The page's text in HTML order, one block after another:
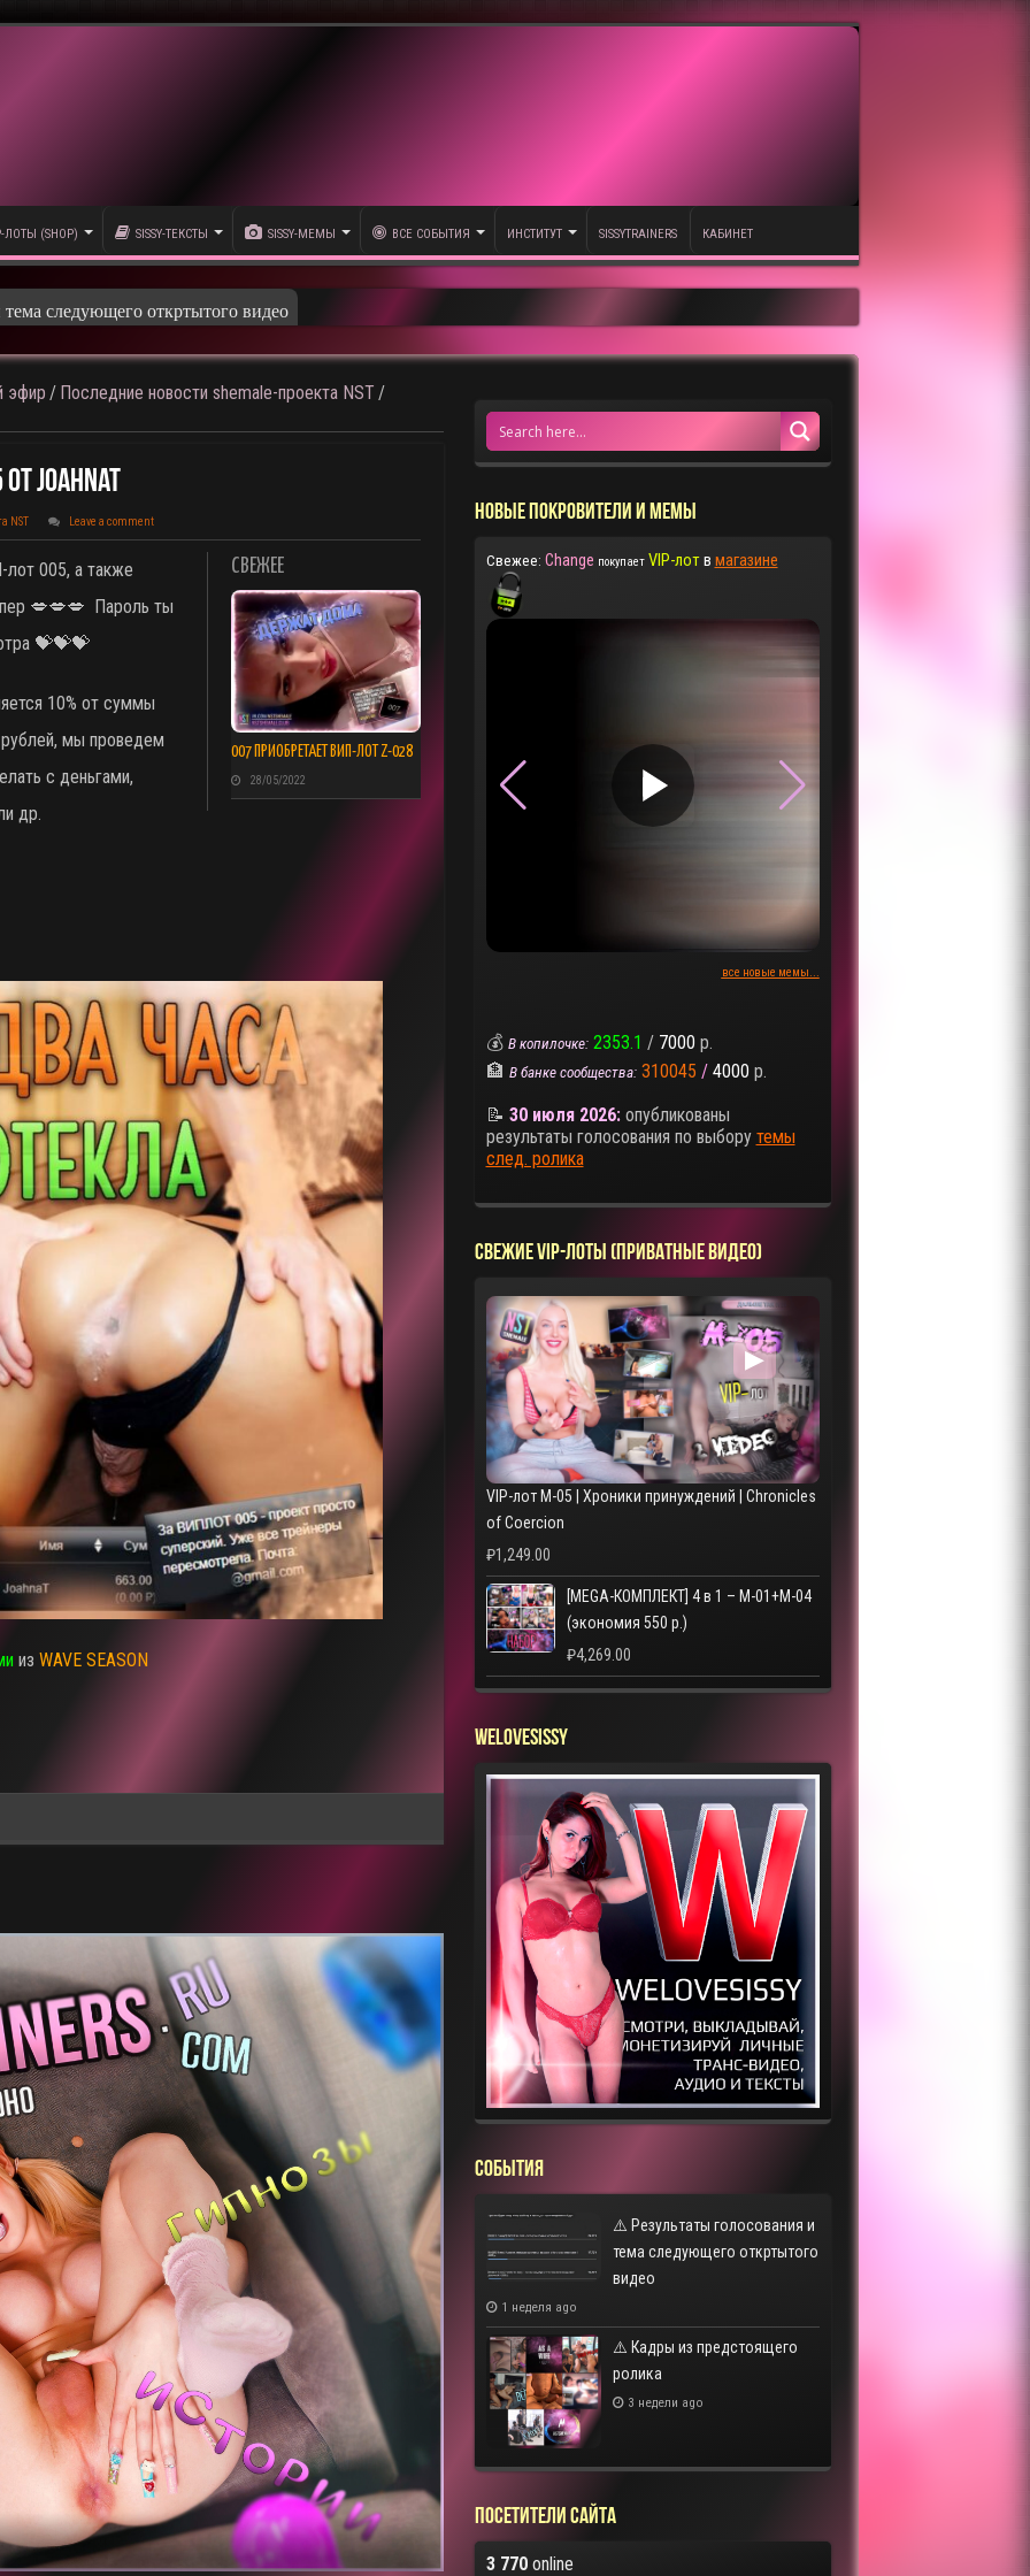
ЛОТЫ (SHOP) SISSY-ТЕКСТЫ SISSY-МЕМЫ ВСЕ СОБЫТИЯ ИНСТИТУТ SISSYTRAINERS КАБИНЕТ
следующего откртытого видео
эфир / Последние новости shemale-проекта NST /
JoahnaT
NST Leave a comment
СВЕЖЕЕ
007 ПРИОБРЕТАЕТ ВИП-ЛОТ Z-028
28/05/2022
005, а также
💋💋💋 Пароль ты
💝💝💝
10% от суммы
мы проведем
с деньгами,
др.
из WAVE SEASON
НОВЫЕ ПОКРОВИТЕЛИ И МЕМЫ
Свежее: Change покупает VIP-лотв магазине
▶
все новые мемы...
💰 В копилочке: 2353.1 / 7000 р.
🏦 В банке сообщества: 310045 / 4000 р.
📝 30 июля 2026:опубликованы
результаты голосования по выбору темы
след. ролика
СВЕЖИЕ VIP-ЛОТЫ (ПРИВАТНЫЕ ВИДЕО)
▶
VIP-лот M-05 | Хроники принуждений | Chronicles
of Coercion
₽1,249.00
[MEGA-КОМПЛЕКТ] 4 в 1 – M-01+M-04
(экономия 550 р.)
₽4,269.00
WELOVESISSY
СОБЫТИЯ
⚠️ Результаты голосования и
тема следующего откртытого
видео
1 неделя ago
⚠️ Кадры из предстоящего
ролика
3 недели ago
Посетители сайта
3 770online